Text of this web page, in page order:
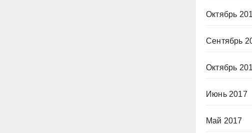
Октябрь
Сентябрь
Октябрь
Июнь 2017
Май 2017